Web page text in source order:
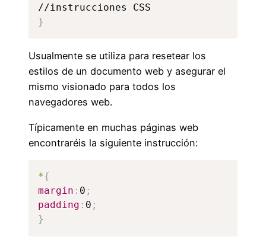
}
Usualmente se utiliza para resetear los
estilos de un documento web y asegurar el
mismo visionado para todos los
navegadores web.
Típicamente en muchas páginas web
encontraréis la siguiente instrucción:
*{
margin : 0 ;
padding : 0 ;
}